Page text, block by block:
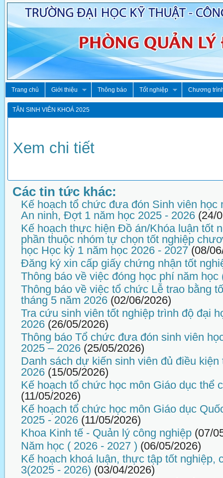
Trang chủ Giới thiệu Thông báo Tốt nghiệp Chương
TÂN SINH VIÊN KHOÁ 2025
Xem chi tiết
Các tin tức khác:
Kế hoạch tổ chức đưa đón Sinh viên học
An ninh, Đợt 1 năm học 2025 - 2026 (24/
Kế hoạch thực hiện Đồ án/Khóa luận tốt
phần thuộc nhóm tự chọn tốt nghiệp
học Học kỳ 1 năm học 2026 - 2027 (08/
Đăng ký xin cấp giấy chứng nhận tốt
Thông báo về việc đóng học phí năm học
Thông báo về việc tổ chức Lễ trao bằng
tháng 5 năm 2026 (02/06/2026)
Tra cứu sinh viên tốt nghiệp trình độ đại
2026 (26/05/2026)
Thông báo Tổ chức đưa đón sinh viên
2025 – 2026 (25/05/2026)
Danh sách dự kiến sinh viên đủ điều
2026 (15/05/2026)
Kế hoạch tổ chức học môn Giáo dục thể
(11/05/2026)
Kế hoạch tổ chức học môn Giáo dục
2025 - 2026 (11/05/2026)
Khoa Kinh tế - Quản lý công nghiệp (07/
Năm học ( 2026 - 2027 ) (06/05/2026)
Kế hoạch khoá luận, thực tập tốt nghiệp,
3(2025 - 2026) (03/04/2026)